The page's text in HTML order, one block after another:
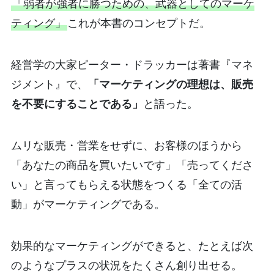
「弱者が強者に勝つための、武器としてのマーケ
ティング」これが本書のコンセプトだ。
経営学の大家ピーター・ドラッカーは著書『マネ
ジメント』で、
「マーケティングの理想は、販売
を不要にすることである」
と語った。
ムリな販売・営業をせずに、お客様のほうから
「あなたの商品を買いたいです」「売ってくださ
い」と言ってもらえる状態をつくる「全ての活
動」がマーケティングである。
効果的なマーケティングができると、たとえば次
のようなプラスの状況をたくさん創り出せる。